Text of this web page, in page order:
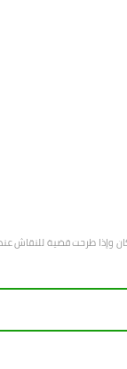
كان وإذا طرحت قضية